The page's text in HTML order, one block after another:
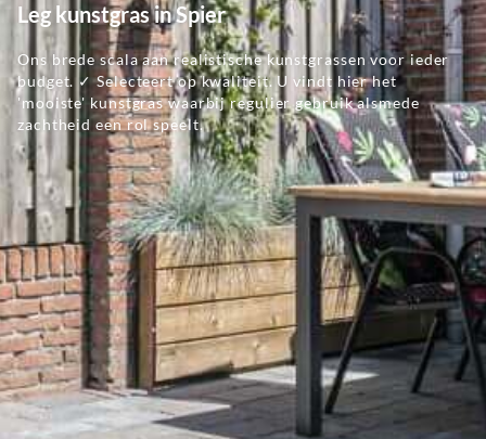
Leg kunstgras in Spier
Ons brede scala aan realistische kunstgrassen voor ieder
budget. ✓ Selecteert op kwaliteit. U vindt hier het
'mooiste' kunstgras waarbij regulier gebruik alsmede
zachtheid een rol speelt.